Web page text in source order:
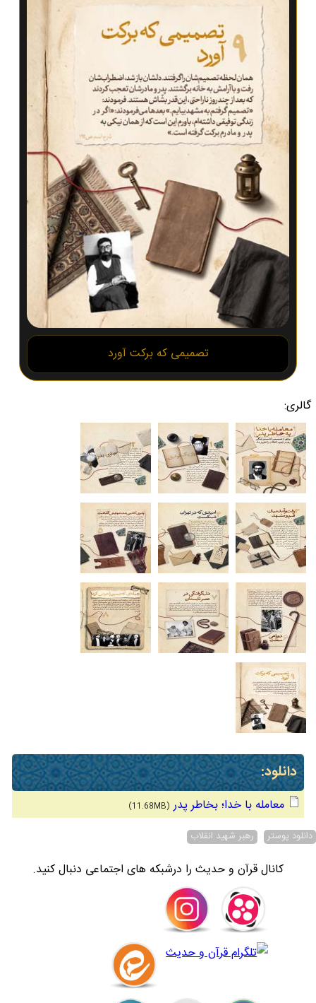
تصمیمی که برکت آورد
گالری:
دانلود:
معامله با خدا؛ بخاطر پدر (11.68MB)
دانلود پوستر رهبر شهید انقلاب
کانال قرآن و حدیث را درشبکه های اجتماعی دنبال کنید.